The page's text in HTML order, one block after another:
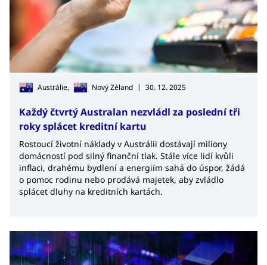
Austrálie, Nový Zéland | 30. 12. 2025
Každý čtvrtý Australan nezvládl za poslední tři
roky splácet kreditní kartu
Rostoucí životní náklady v Austrálii dostávají miliony
domácností pod silný finanční tlak. Stále více lidí kvůli
inflaci, drahému bydlení a energiím sahá do úspor, žádá
o pomoc rodinu nebo prodává majetek, aby zvládlo
splácet dluhy na kreditních kartách.